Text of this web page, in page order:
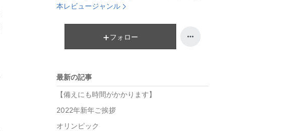
本レビュージャンル
フォロー
最新の記事
【備えにも時間がかかります】
2022年新年ご挨拶
オリンピック